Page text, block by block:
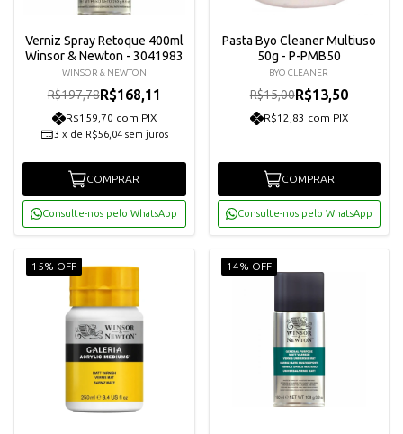
Verniz Spray Retoque 400ml
Winsor & Newton - 3041983
WINSOR & NEWTON
R$197,78R$168,11
R$159,70 com PIX
3 x de R$56,04 sem juros
COMPRAR
Consulte-nos pelo WhatsApp
Pasta Byo Cleaner Multiuso
50g - P-PMB50
BYO CLEANER
R$15,00R$13,50
R$12,83 com PIX
COMPRAR
Consulte-nos pelo WhatsApp
15% OFF 14% OFF